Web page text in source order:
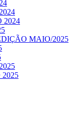
2024
MAIO/2025